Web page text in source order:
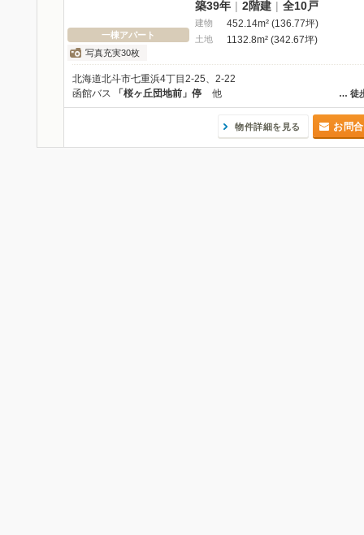
一棟アパート
写真充実30枚
築39年 | 2階建 | 全10戸
建物 452.14m² (136.77坪)
土地 1132.8m² (342.67坪)
北海道北斗市七重浜4丁目2-25、2-22
… 徒
函館バス 「桜ヶ丘団地前」停 他
物件詳細を見る お問